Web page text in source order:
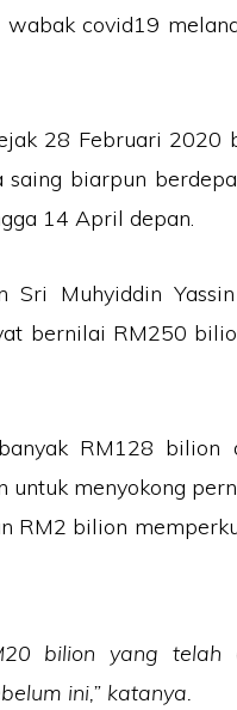
covid19
28 Februari 2020
biarpun
14 April depan.
Sri Muhyiddin
bernilai RM250
RM128 bilion
menyokong
RM2 bilion
bilion yang telah
ini,” katanya.